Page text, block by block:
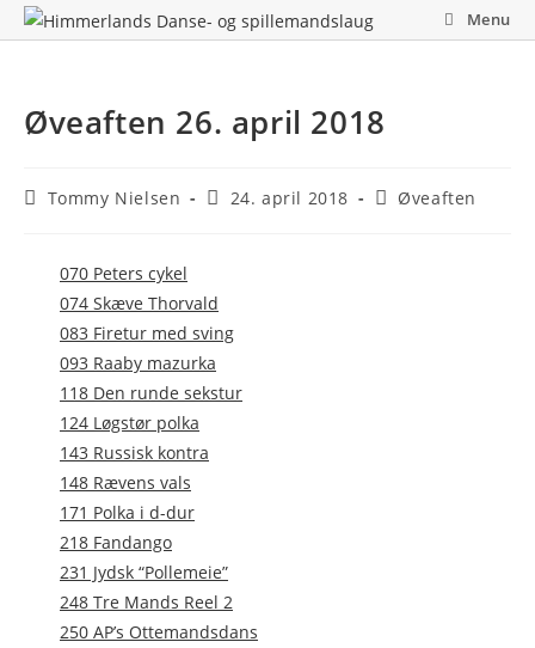
Skip
to
Menu
Øveaften 26. april 2018
PostTommy Nielsen
Post24. april 2018
PostØveaften
070 Peters cykel
074 Skæve Thorvald
083 Firetur med sving
093 Raaby mazurka
118 Den runde sekstur
124 Løgstør polka
143 Russisk kontra
148 Rævens vals
171 Polka i d-dur
218 Fandango
231 Jydsk “Pollemeie”
248 Tre Mands Reel 2
250 AP’s Ottemandsdans